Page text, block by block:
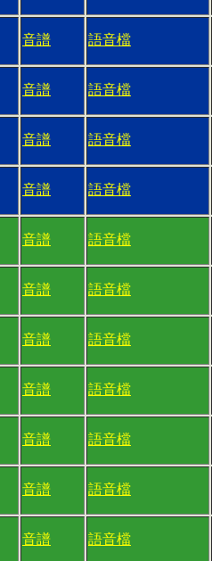
音譜 語音檔
音譜 語音檔
音譜 語音檔
音譜 語音檔
音譜 語音檔
音譜 語音檔
音譜 語音檔
音譜 語音檔
音譜 語音檔
音譜 語音檔
音譜 語音檔